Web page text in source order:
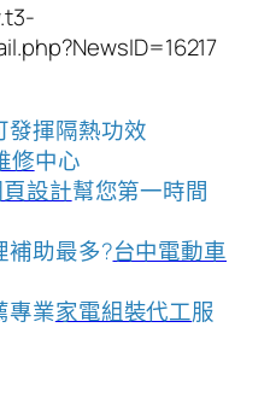
發揮隔熱功效
修中心
設計幫您第一時間
補助最多?台中電動車
專業家電組裝代工服